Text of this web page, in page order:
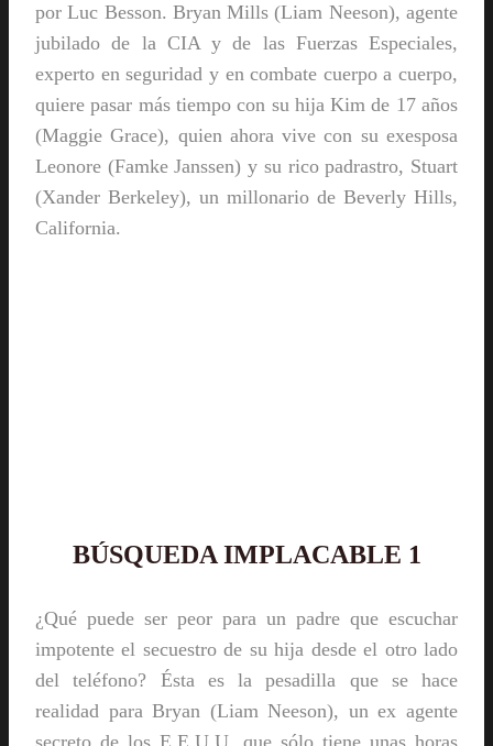
por Luc Besson. Bryan Mills (Liam Neeson), agente
jubilado de la CIA y de las Fuerzas Especiales,
experto en seguridad y en combate cuerpo a cuerpo,
quiere pasar más tiempo con su hija Kim de 17 años
(Maggie Grace), quien ahora vive con su exesposa
Leonore (Famke Janssen) y su rico padrastro, Stuart
(Xander Berkeley), un millonario de Beverly Hills,
California.
BÚSQUEDA IMPLACABLE 1
¿Qué puede ser peor para un padre que escuchar
impotente el secuestro de su hija desde el otro lado
del teléfono? Ésta es la pesadilla que se hace
realidad para Bryan (Liam Neeson), un ex agente
secreto de los E.E.U.U. que sólo tiene unas horas